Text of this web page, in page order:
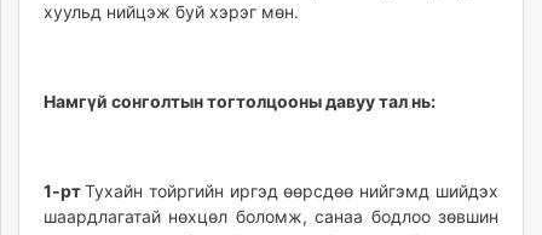
хуульд нийцэж буй хэрэг мөн.
Намгүй сонголтын тогтолцооны давуу тал нь:
1-ртТухайн тойргийн иргэд өөрсдөө нийгэмд шийдэх
шаардлагатай нөхцөл боломж, санаа бодлоо зөвшин